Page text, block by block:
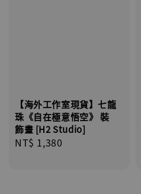
【海外工作室現貨】七龍
珠《自在極意悟空》 裝
飾畫 [H2 Studio]
Regular
NT$ 1,380